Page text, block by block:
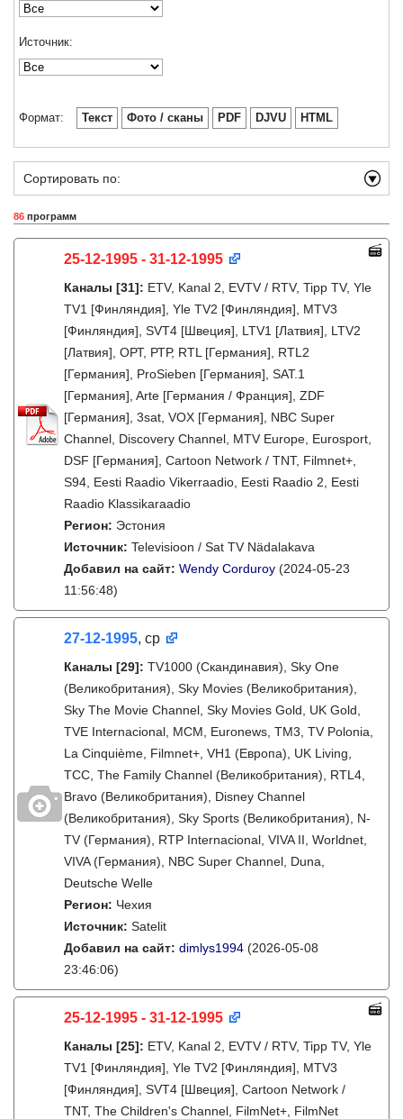
Источник:
Формат: Текст Фото / сканы PDF DJVU HTML
Сортировать по:
86 программ
25-12-1995 - 31-12-1995
Каналы [31]: ETV, Kanal 2, EVTV / RTV, Tipp TV, Yle
TV1 [Финляндия], Yle TV2 [Финляндия], MTV3
[Финляндия], SVT4 [Швеция], LTV1 [Латвия], LTV2
[Латвия], ОРТ, РТР, RTL [Германия], RTL2
[Германия], ProSieben [Германия], SAT.1
[Германия], Arte [Германия / Франция], ZDF
[Германия], 3sat, VOX [Германия], NBC Super
Channel, Discovery Channel, MTV Europe, Eurosport,
DSF [Германия], Cartoon Network / TNT, Filmnet+,
S94, Eesti Raadio Vikerraadio, Eesti Raadio 2, Eesti
Raadio Klassikaraadio
Регион: Эстония
Источник: Televisioon / Sat TV Nädalakava
Добавил на сайт: Wendy Corduroy (2024-05-23
11:56:48)
27-12-1995, ср
Каналы [29]: TV1000 (Скандинавия), Sky One
(Великобритания), Sky Movies (Великобритания),
Sky The Movie Channel, Sky Movies Gold, UK Gold,
TVE Internacional, MCM, Euronews, TM3, TV Polonia,
La Cinquième, Filmnet+, VH1 (Европа), UK Living,
TCC, The Family Channel (Великобритания), RTL4,
Bravo (Великобритания), Disney Channel
(Великобритания), Sky Sports (Великобритания), N-
TV (Германия), RTP Internacional, VIVA II, Worldnet,
VIVA (Германия), NBC Super Channel, Duna,
Deutsche Welle
Регион: Чехия
Источник: Satelit
Добавил на сайт: dimlys1994 (2026-05-08
23:46:06)
25-12-1995 - 31-12-1995
Каналы [25]: ETV, Kanal 2, EVTV / RTV, Tipp TV, Yle
TV1 [Финляндия], Yle TV2 [Финляндия], MTV3
[Финляндия], SVT4 [Швеция], Cartoon Network /
TNT, The Children's Channel, FilmNet+, FilmNet